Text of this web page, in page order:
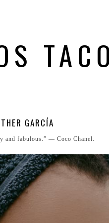
GARCÍA
and fabulous.” ― Coco Chanel.